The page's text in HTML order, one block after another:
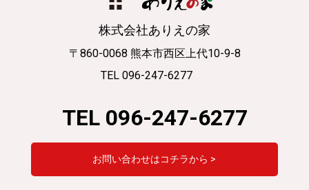
株式会社ありえの家
〒860-0068 熊本市西区上代10-9-8
TEL 096-247-6277
TEL 096-247-6277
お問い合わせはコチラから >